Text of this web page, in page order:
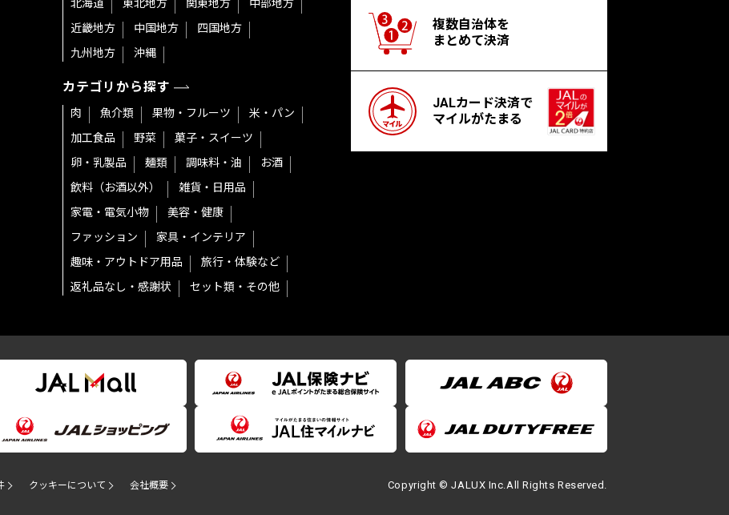
北海道 東北地方 関東地方
中部地方
近畿地方
中国地方
四国地方
九州地方
沖縄
カテゴリから探す
肉 魚介類 果物・フルーツ
米・パン
加工食品
野菜
菓子・スイーツ
卵・乳製品
麺類 調味料・油
お酒
飲料（お酒以外）
雑貨・日用品
家電・電気小物
美容・健康
ファッション
家具・インテリア
趣味・アウトドア用品
旅行・体験など
返礼品なし・感謝状
セット類・その他
複数自治体を
まとめて決済
JALカード決済で
マイルがたまる
クッキーについて 会社概要 Copyright © JALUX Inc.All Rights Reserved.